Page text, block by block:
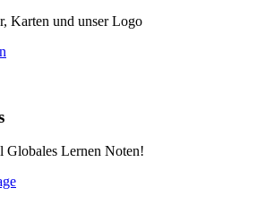
Karten und unser Logo
Globales Lernen Noten!